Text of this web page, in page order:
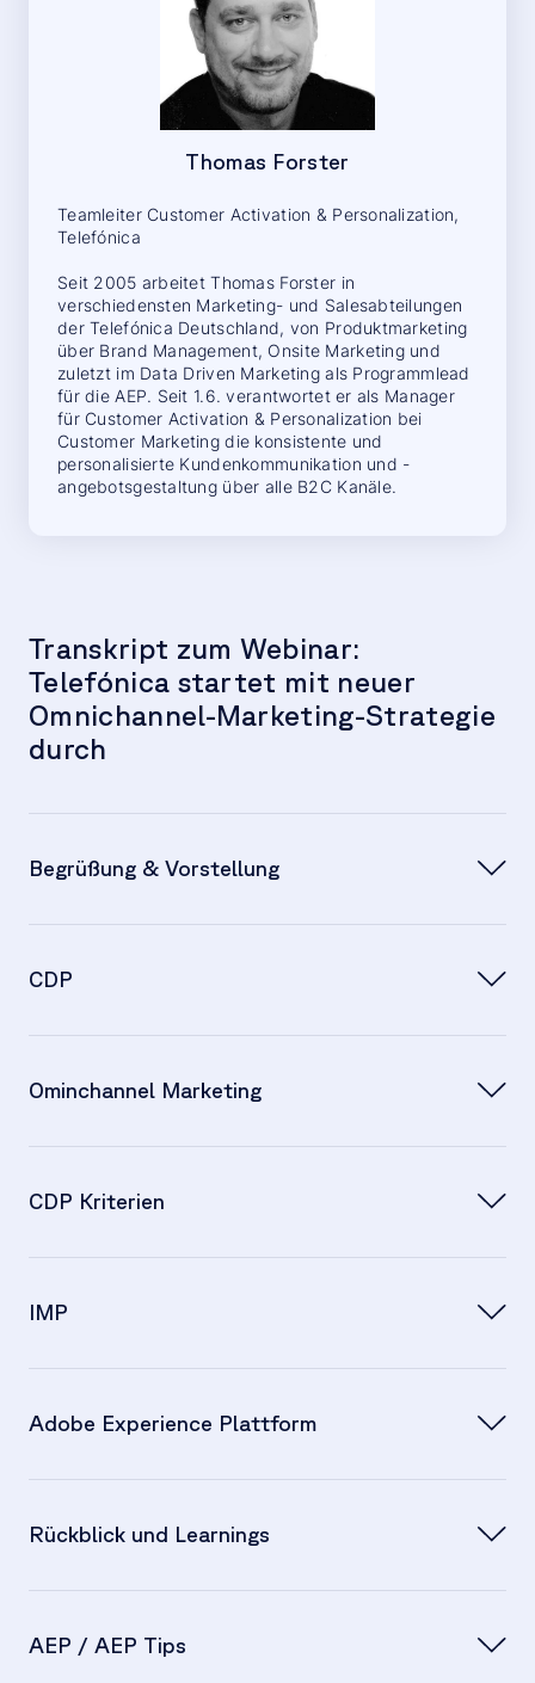
Thomas Forster
Teamleiter Customer Activation & Personalization,
Telefónica
Seit 2005 arbeitet Thomas Forster in
verschiedensten Marketing- und Salesabteilungen
der Telefónica Deutschland, von Produktmarketing
über Brand Management, Onsite Marketing und
zuletzt im Data Driven Marketing als Programmlead
für die AEP. Seit 1.6. verantwortet er als Manager
für Customer Activation & Personalization bei
Customer Marketing die konsistente und
personalisierte Kundenkommunikation und -
angebotsgestaltung über alle B2C Kanäle.
Transkript zum Webinar:
Telefónica startet mit neuer
Omnichannel-Marketing-Strategie
durch
Begrüßung & Vorstellung
Julia Miksch
CDP
Anna Graser:
Thomas Forster
Ominchannel Marketing
Anna Graser
CDP Kriterien
Franziska Borgwald
IMP
Anna Graser:
Adobe Experience Plattform
Anna Graser:
Rückblick und Learnings
Anna Graser:
AEP / AEP Tips